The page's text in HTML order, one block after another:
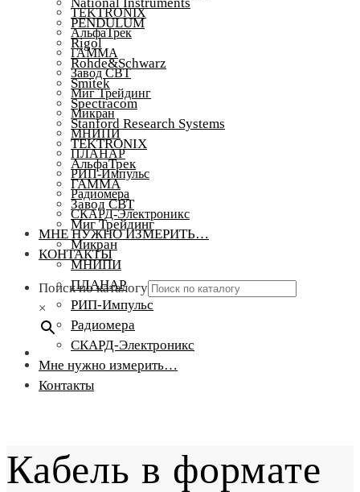
TEKTRONIX
АльфаТрек
ГАММА
Завод СВТ
Миг Трейдинг
Микран
МНИПИ
ПЛАНАР
РИП-Импульс
Радиомера
СКАРД-Электроникс
МНЕ НУЖНО ИЗМЕРИТЬ…
КОНТАКТЫ
Поиск по каталогу
×
PENDULUM
Rigol
Rohde&Schwarz
Smitek
Spectracom
Stanford Research Systems
TEKTRONIX
АльфаТрек
ГАММА
Завод СВТ
Миг Трейдинг
Микран
МНИПИ
ПЛАНАР
РИП-Импульс
Радиомера
СКАРД-Электроникс
Мне нужно измерить…
Контакты
Кабель в формате